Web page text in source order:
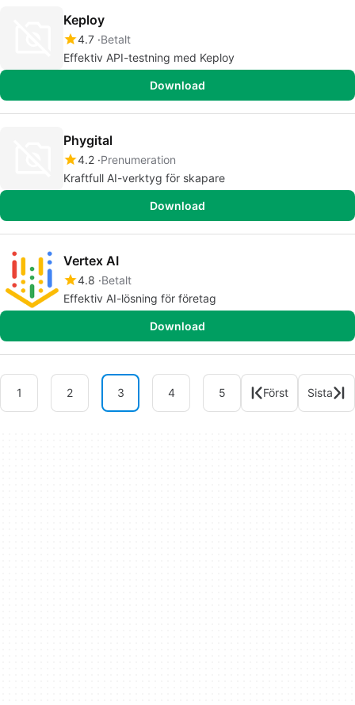
Keploy
4.7 Betalt
Effektiv API-testning med Keploy
Download
Phygital
4.2 Prenumeration
Kraftfull AI-verktyg för skapare
Download
Vertex AI
4.8 Betalt
Effektiv AI-lösning för företag
Download
1 2 3 4 5 Först Sista